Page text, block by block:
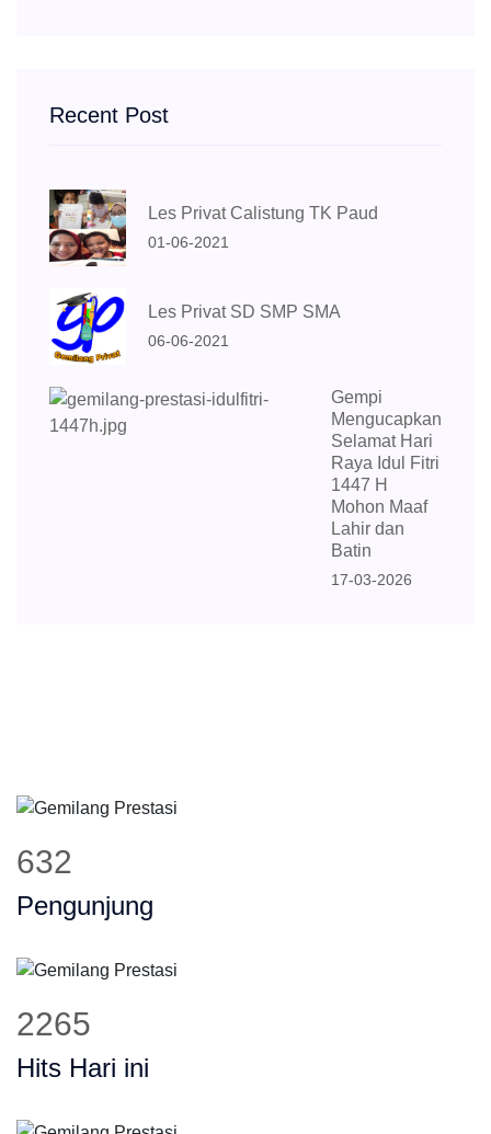
Recent Post
Les Privat Calistung TK Paud
01-06-2021
Les Privat SD SMP SMA
06-06-2021
Gempi
Mengucapkan
Selamat Hari
Raya Idul Fitri
1447 H
Mohon Maaf
Lahir dan
Batin
17-03-2026
632
Pengunjung
2265
Hits Hari ini